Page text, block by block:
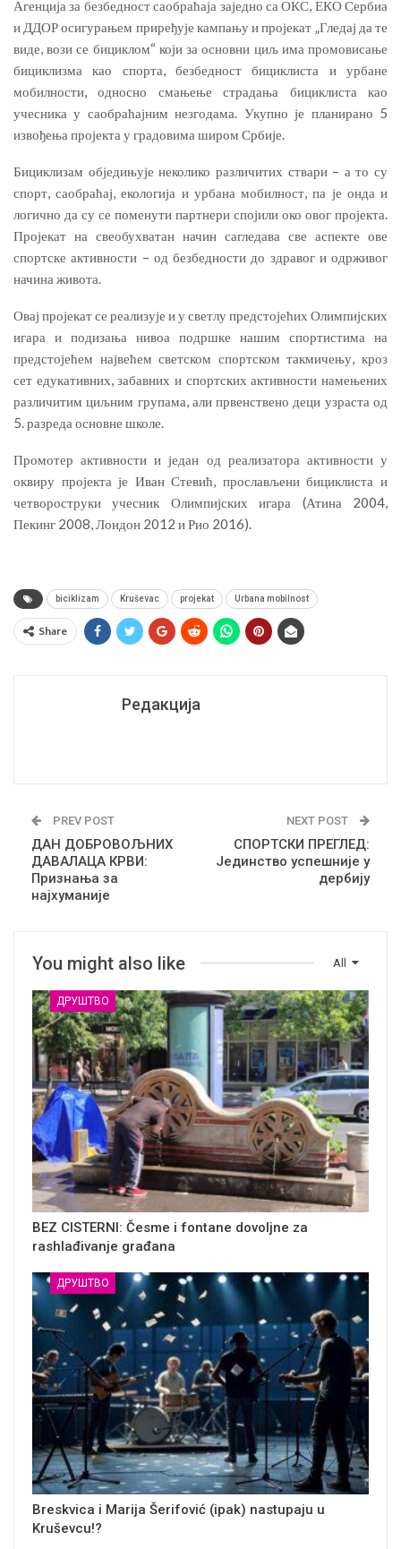
Агенција за безбедност саобраћаја заједно са ОКС, ЕКО Сербиа
и ДДОР осигурањем приређује кампању и пројекат „Гледај да те
виде, вози се бициклом“ који за основни циљ има промовисање
бициклизма као спорта, безбедност бициклиста и урбане
мобилности, односно смањење страдања бициклиста као
учесника у саобраћајним незгодама. Укупно је планирано 5
извођења пројекта у градовима широм Србије.
Бициклизам обједињује неколико различитих ствари – а то су
спорт, саобраћај, екологија и урбана мобилност, па је онда и
логично да су се поменути партнери спојили око овог пројекта.
Пројекат на свеобухватан начин сагледава све аспекте ове
спортске активности – од безбедности до здравог и одрживог
начина живота.
Овај пројекат се реализује и у светлу предстојећих Олимпијских
игара и подизања нивоа подршке нашим спортистима на
предстојећем највећем светском спортском такмичењу, кроз
сет едукативних, забавних и спортских активности намењених
различитим циљним групама, али првенствено деци узраста од
5. разреда основне школе.
Промотер активности и један од реализатора активности у
оквиру пројекта је Иван Стевић, прослављени бициклиста и
четвороструки учесник Олимпијских игара (Атина 2004,
Пекинг 2008, Лондон 2012 и Рио 2016).
biciklizam Kruševac projekat Urbana mobilnost
Share
Редакција
PREV POST
ДАН ДОБРОВОЉНИХ
ДАВАЛАЦА КРВИ:
Признања за
најхуманије
NEXT POST
СПОРТСКИ ПРЕГЛЕД:
Јединство успешније у
дербију
All
You might also like
ДРУШТВО
BEZ CISTERNI: Česme i fontane dovoljne za
rashlađivanje građana
ДРУШТВО
Breskvica i Marija Šerifović (ipak) nastupaju u
Kruševcu!?